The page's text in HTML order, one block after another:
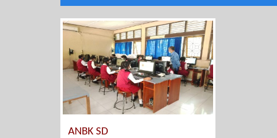
ANBK SD